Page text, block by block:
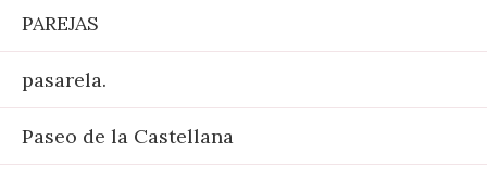
PAREJAS
pasarela.
Paseo de la Castellana